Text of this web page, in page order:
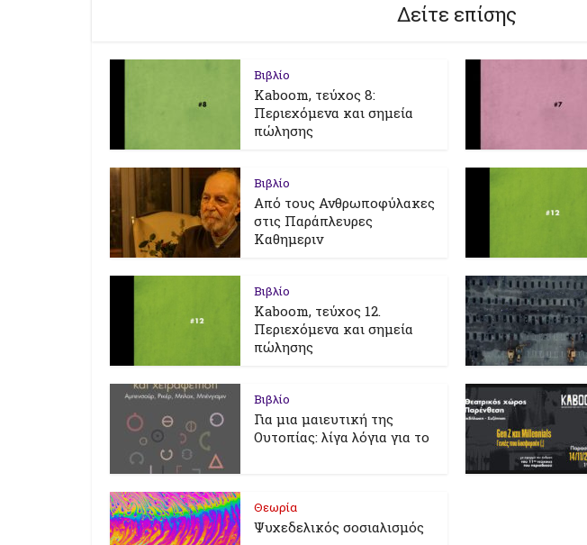
Δείτε επίσης
Βιβλίο
Kaboom, τεύχος 8:
Περιεχόμενα και σημεία
πώλησης
Βιβλίο
Από τους Ανθρωποφύλακες
στις Παράπλευρες
Καθημεριν
Βιβλίο
Kaboom, τεύχος 12.
Περιεχόμενα και σημεία
πώλησης
Βιβλίο
Για μια μαιευτική της
Ουτοπίας: λίγα λόγια για το
Θεωρία
Ψυχεδελικός σοσιαλισμός